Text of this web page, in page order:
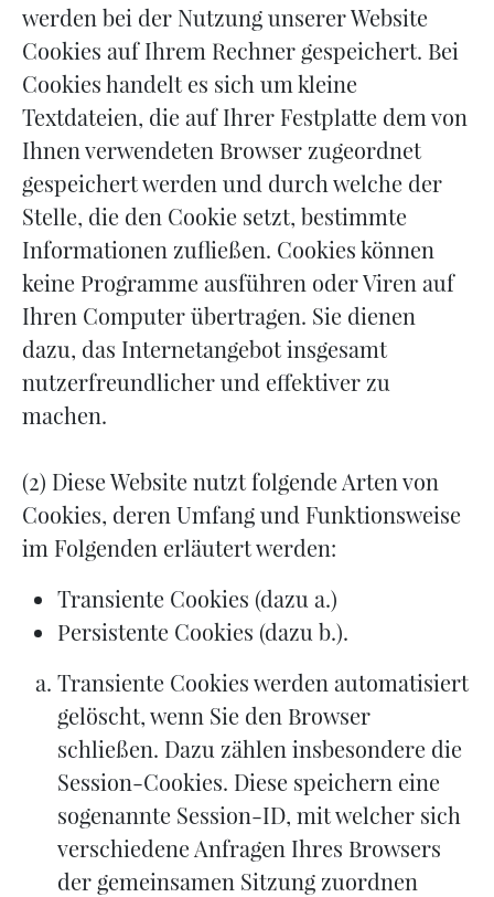
werden bei der Nutzung unserer Website
Cookies auf Ihrem Rechner gespeichert. Bei
Cookies handelt es sich um kleine
Textdateien, die auf Ihrer Festplatte dem von
Ihnen verwendeten Browser zugeordnet
gespeichert werden und durch welche der
Stelle, die den Cookie setzt, bestimmte
Informationen zufließen. Cookies können
keine Programme ausführen oder Viren auf
Ihren Computer übertragen. Sie dienen
dazu, das Internetangebot insgesamt
nutzerfreundlicher und effektiver zu
machen.
(2) Diese Website nutzt folgende Arten von
Cookies, deren Umfang und Funktionsweise
im Folgenden erläutert werden:
Transiente Cookies (dazu a.)
Persistente Cookies (dazu b.).
Transiente Cookies werden automatisiert
gelöscht, wenn Sie den Browser
schließen. Dazu zählen insbesondere die
Session-Cookies. Diese speichern eine
sogenannte Session-ID, mit welcher sich
verschiedene Anfragen Ihres Browsers
der gemeinsamen Sitzung zuordnen